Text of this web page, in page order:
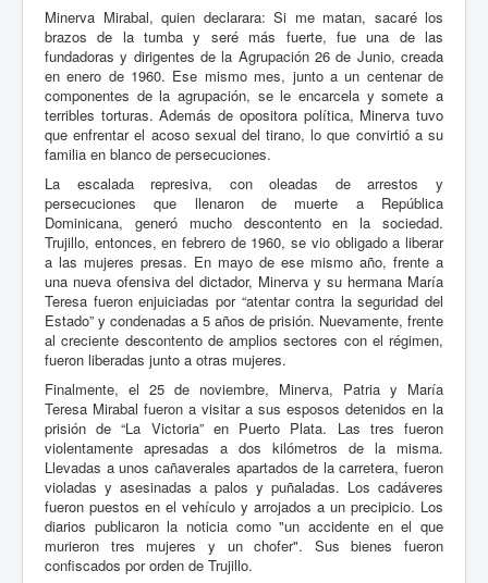
Minerva Mirabal, quien declarara: Si me matan, sacaré los
brazos de la tumba y seré más fuerte, fue una de las
fundadoras y dirigentes de la Agrupación 26 de Junio, creada
en enero de 1960. Ese mismo mes, junto a un centenar de
componentes de la agrupación, se le encarcela y somete a
terribles torturas. Además de opositora política, Minerva tuvo
que enfrentar el acoso sexual del tirano, lo que convirtió a su
familia en blanco de persecuciones.
La escalada represiva, con oleadas de arrestos y
persecuciones que llenaron de muerte a República
Dominicana, generó mucho descontento en la sociedad.
Trujillo, entonces, en febrero de 1960, se vio obligado a liberar
a las mujeres presas. En mayo de ese mismo año, frente a
una nueva ofensiva del dictador, Minerva y su hermana María
Teresa fueron enjuiciadas por “atentar contra la seguridad del
Estado” y condenadas a 5 años de prisión. Nuevamente, frente
al creciente descontento de amplios sectores con el régimen,
fueron liberadas junto a otras mujeres.
Finalmente, el 25 de noviembre, Minerva, Patria y María
Teresa Mirabal fueron a visitar a sus esposos detenidos en la
prisión de “La Victoria” en Puerto Plata. Las tres fueron
violentamente apresadas a dos kilómetros de la misma.
Llevadas a unos cañaverales apartados de la carretera, fueron
violadas y asesinadas a palos y puñaladas. Los cadáveres
fueron puestos en el vehículo y arrojados a un precipicio. Los
diarios publicaron la noticia como "un accidente en el que
murieron tres mujeres y un chofer". Sus bienes fueron
confiscados por orden de Trujillo.